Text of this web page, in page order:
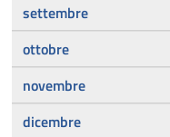
settembre
ottobre
novembre
dicembre